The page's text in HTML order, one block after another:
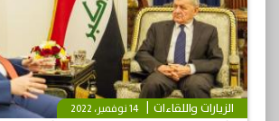
الزيارات واللقاءات 14 نوفمبر، 2022